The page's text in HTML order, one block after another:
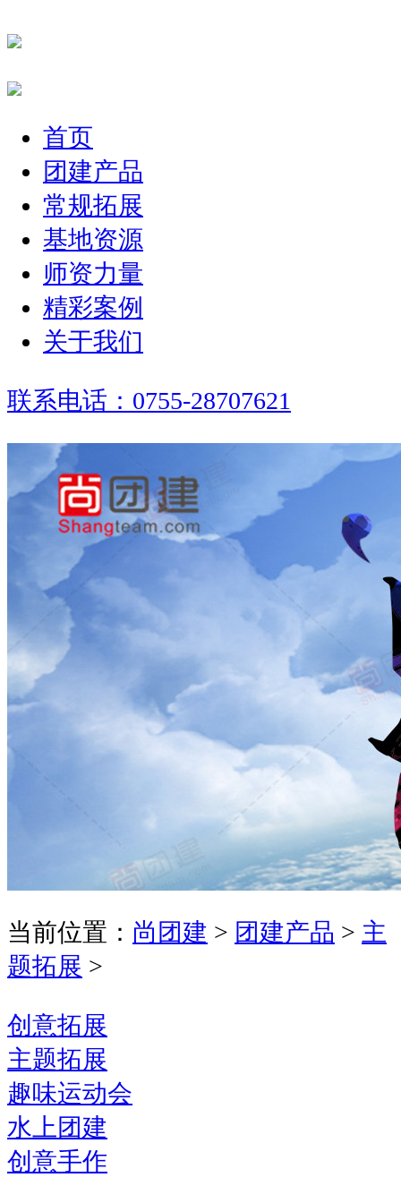
首页
团建产品
常规拓展
基地资源
师资力量
精彩案例
关于我们
联系电话：0755-28707621
当前位置： 尚团建 > 团建产品 > 主
题拓展 >
创意拓展
主题拓展
趣味运动会
水上团建
创意手作